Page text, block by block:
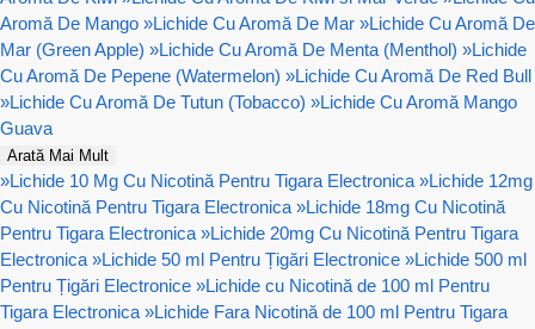
Aromă De Mango »Lichide Cu Aromă De Mar »Lichide Cu Aromă De
Mar (Green Apple) »Lichide Cu Aromă De Menta (Menthol) »Lichide
Cu Aromă De Pepene (Watermelon) »Lichide Cu Aromă De Red Bull
»Lichide Cu Aromă De Tutun (Tobacco) »Lichide Cu Aromă Mango
Guava
Arată Mai Mult
»Lichide 10 Mg Cu Nicotină Pentru Tigara Electronica »Lichide 12mg
Cu Nicotină Pentru Tigara Electronica »Lichide 18mg Cu Nicotină
Pentru Tigara Electronica »Lichide 20mg Cu Nicotină Pentru Tigara
Electronica »Lichide 50 ml Pentru Țigări Electronice »Lichide 500 ml
Pentru Țigări Electronice »Lichide cu Nicotină de 100 ml Pentru
Tigara Electronica »Lichide Fara Nicotină de 100 ml Pentru Tigara